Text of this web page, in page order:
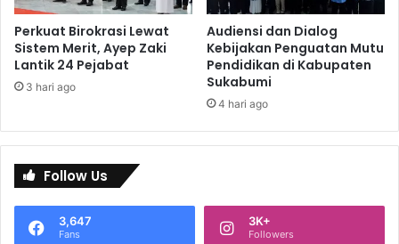
Perkuat Birokrasi Lewat
Sistem Merit, Ayep Zaki
Lantik 24 Pejabat
3 hari ago
Audiensi dan Dialog
Kebijakan Penguatan Mutu
Pendidikan di Kabupaten
Sukabumi
4 hari ago
Follow Us
3,647
Fans
3K+
Followers